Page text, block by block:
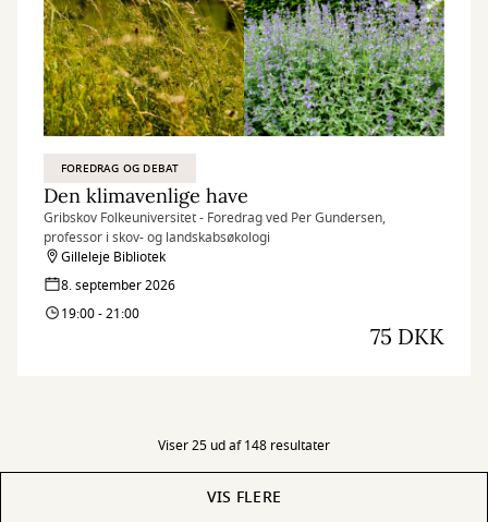
FOREDRAG OG DEBAT
Den klimavenlige have
Gribskov Folkeuniversitet - Foredrag ved Per Gundersen,
professor i skov- og landskabsøkologi
Gilleleje Bibliotek
8. september 2026
19:00 - 21:00
75 DKK
Viser 25 ud af 148 resultater
VIS FLERE